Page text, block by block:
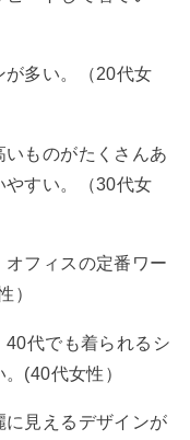
が多い。（20代女
ものがたくさんあ
やすい。（30代女
フィスの定番ワー
）
代でも着られるシ
(40代女性）
見えるデザインが